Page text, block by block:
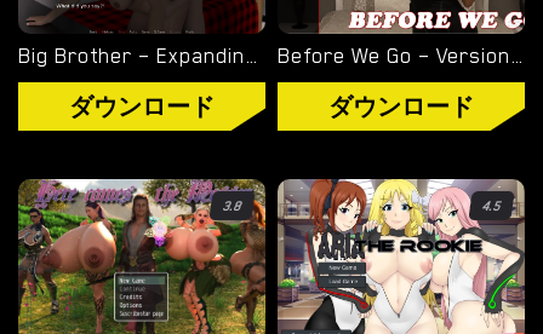
ゲームエンジン
RENPY
RUFFLE
カテゴリー
3D
Big Brother – Expanding The Family – Version 0.1 [MoneyNutz]
ダウンロード
Before We Go – Version 1.0 (Full Mini-Game) [xINTRUSIONx]
ダウンロード
3.8 4.5